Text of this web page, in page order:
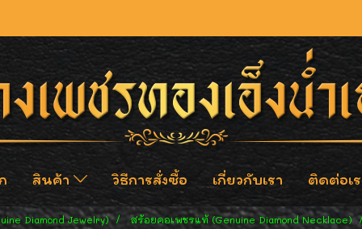
สินค้า วิธีการสั่งซื้อ เกี่ยวกับเรา ติดต่อเ
Diamond Jewelry) สร้อยคอเพชรแท้ (Genuine Diamond Necklace)